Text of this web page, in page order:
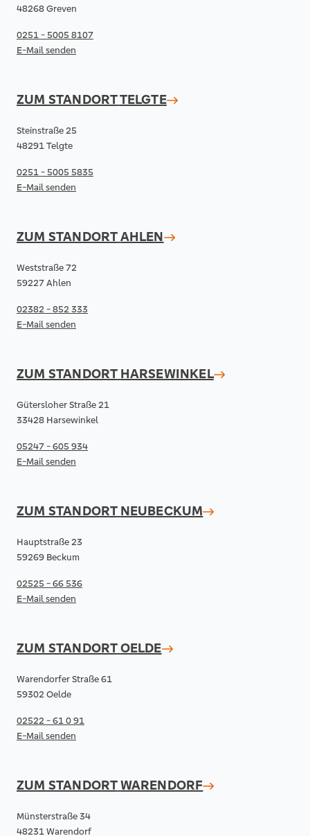
48268 Greven
0251 - 5005 8107
E-Mail senden
ZUM STANDORTTELGTE
Steinstraße 25
48291 Telgte
0251 - 5005 5835
E-Mail senden
ZUM STANDORTAHLEN
Weststraße 72
59227 Ahlen
02382 - 852 333
E-Mail senden
ZUM STANDORT HARSEWINKEL
Gütersloher Straße 21
33428 Harsewinkel
05247 - 605 934
E-Mail senden
ZUM STANDORT NEUBECKUM
Hauptstraße 23
59269 Beckum
02525 - 66 536
E-Mail senden
ZUM STANDORTOELDE
Warendorfer Straße 61
59302 Oelde
02522 - 61 0 91
E-Mail senden
ZUM STANDORTWARENDORF
Münsterstraße 34
48231 Warendorf